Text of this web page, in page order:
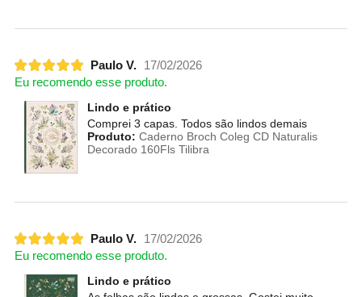
Paulo V.
17/02/2026
Eu recomendo esse produto.
Lindo e prático
Comprei 3 capas. Todos são lindos demais
Produto: Caderno Broch Coleg CD Naturalis
Decorado 160Fls Tilibra
Paulo V.
17/02/2026
Eu recomendo esse produto.
Lindo e prático